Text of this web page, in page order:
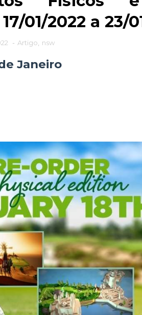
01/2022 a 23/
- Artigo nsw
Janeiro